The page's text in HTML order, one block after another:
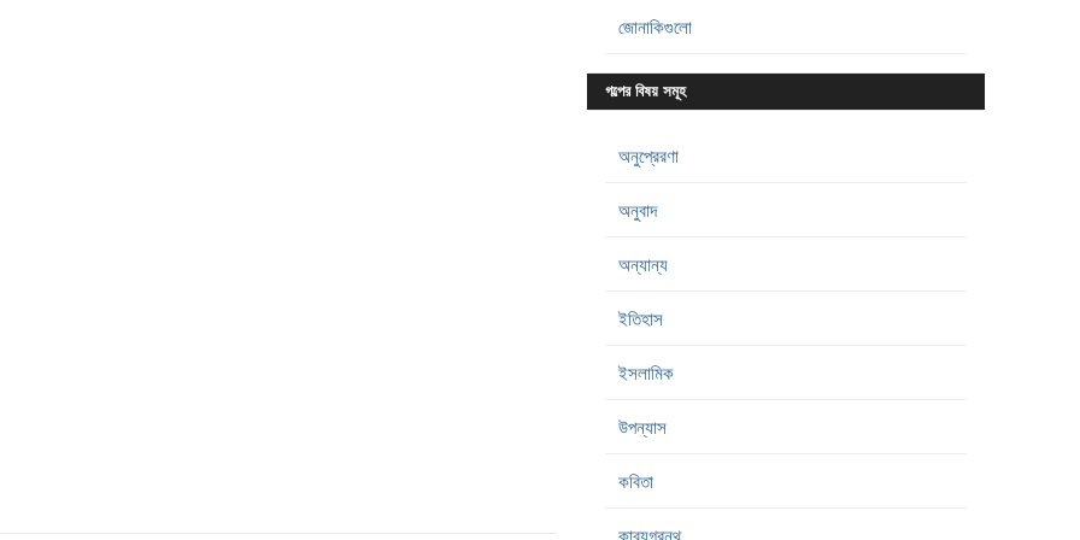
জোনাকিগুলো
গল্পের বিষয় সমূহ
অনুপ্রেরণা
অনুবাদ
অন্যান্য
ইতিহাস
ইসলামিক
উপন্যাস
কবিতা
কাব্যগ্রন্থ